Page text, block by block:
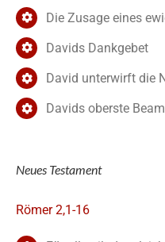
Die Zusage eines
Davids Dankgebet
David unterwirft die
Davids oberste
Neues Testament
Römer 2,1-16